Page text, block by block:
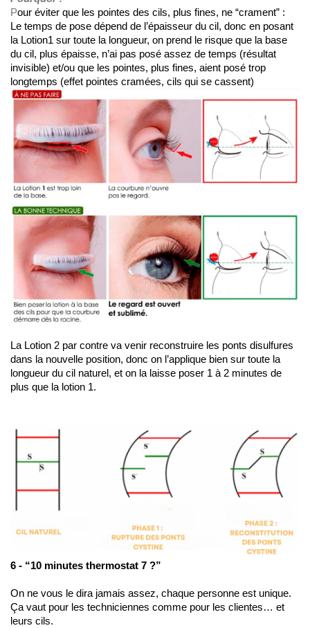
Pour éviter que les pointes des cils, plus fines, ne “crament” :
Le temps de pose dépend de l’épaisseur du cil, donc en posant
la Lotion1 sur toute la longueur, on prend le risque que la base
du cil, plus épaisse, n’ai pas posé assez de temps (résultat
invisible) et/ou que les pointes, plus fines, aient posé trop
longtemps (effet pointes cramées, cils qui se cassent)
La Lotion 2 par contre va venir reconstruire les ponts disulfures
dans la nouvelle position, donc on l’applique bien sur toute la
longueur du cil naturel, et on la laisse poser 1 à 2 minutes de
plus que la lotion 1.
6 - “10 minutes thermostat 7 ?”
On ne vous le dira jamais assez, chaque personne est unique.
Ça vaut pour les techniciennes comme pour les clientes… et
leurs cils.